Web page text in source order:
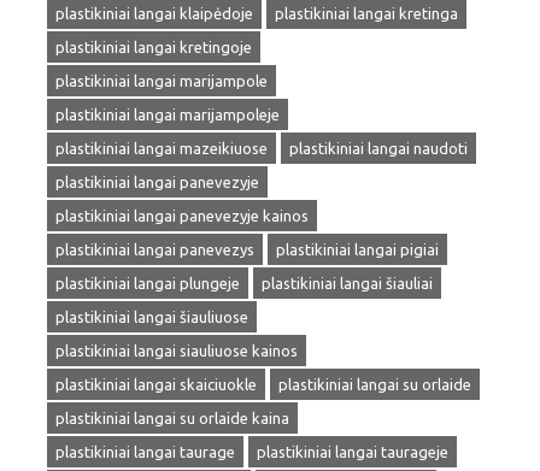
plastikiniai langai klaipėdoje
plastikiniai langai kretinga
plastikiniai langai kretingoje
plastikiniai langai marijampole
plastikiniai langai marijampoleje
plastikiniai langai mazeikiuose
plastikiniai langai naudoti
plastikiniai langai panevezyje
plastikiniai langai panevezyje kainos
plastikiniai langai panevezys
plastikiniai langai pigiai
plastikiniai langai plungeje
plastikiniai langai šiauliai
plastikiniai langai šiauliuose
plastikiniai langai siauliuose kainos
plastikiniai langai skaiciuokle
plastikiniai langai su orlaide
plastikiniai langai su orlaide kaina
plastikiniai langai taurage
plastikiniai langai taurageje